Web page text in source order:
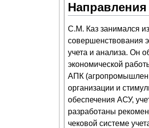
Направления
С.М. Каз занимался
совершенствования
учета и анализа. Он
экономической
АПК
организации и
обеспечения АСУ,
разработаны
чековой системе